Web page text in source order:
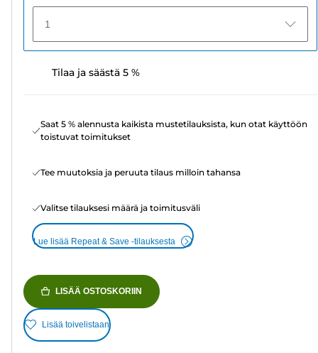
1
Tilaa ja säästä 5 %
Saat 5 % alennusta kaikista mustetilauksista, kun otat käyttöön
toistuvat toimitukset
Tee muutoksia ja peruuta tilaus milloin tahansa
Valitse tilauksesi määrä ja toimitusväli
Lue lisää Repeat & Save -tilauksesta
LISÄÄ OSTOSKORIIN
Lisää toivelistaan